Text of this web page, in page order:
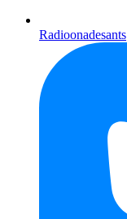
Radioonadesants